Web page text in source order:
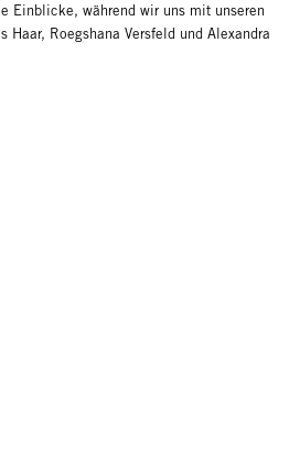
Einblicke, während wir uns mit unseren
Haar, Roegshana Versfeld und Alexandra